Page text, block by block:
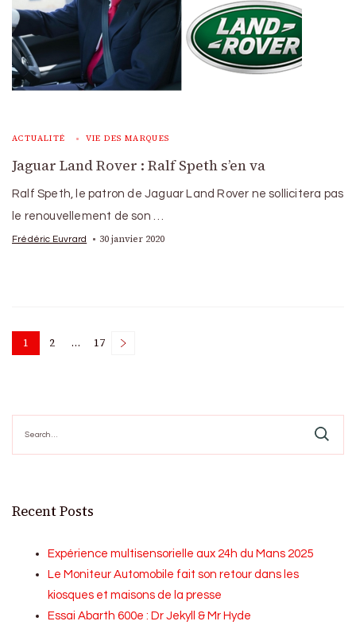
ACTUALITÉ VIE DES MARQUES
Jaguar Land Rover : Ralf Speth s’en va
Ralf Speth, le patron de Jaguar Land Rover ne sollicitera pas
le renouvellement de son …
Frédéric Euvrard 30 janvier 2020
Posts
Page
1 Page
2 … Page
17
for:
Recent Posts
Expérience multisensorielle aux 24h du Mans 2025
Le Moniteur Automobile fait son retour dans les
kiosques et maisons de la presse
Essai Abarth 600e : Dr Jekyll & Mr Hyde